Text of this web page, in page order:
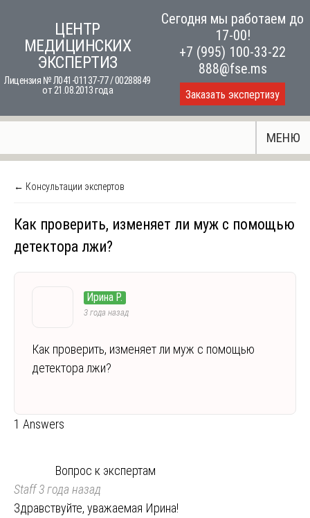
content
ЦЕНТР
МЕДИЦИНСКИХ
ЭКСПЕРТИЗ
Лицензия № Л041-01137-77 / 00288849
от 21.08.2013 года
Сегодня мы работаем до
17-00!
+7 (995) 100-33-22
888@fse.ms
Заказать экспертизу
МЕНЮ
← Консультации экспертов
Как проверить, изменяет ли муж с помощью
детектора лжи?
Ирина Р.
3 года назад
Как проверить, изменяет ли муж с помощью
детектора лжи?
1 Answers
Вопрос к экспертам
Staff3 года назад
Здравствуйте, уважаемая Ирина!